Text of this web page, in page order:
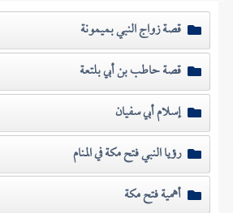
قصة زواج النبي بميمونة
قصة حاطب بن أبي بلتعة
إسلام أبي سفيان
رؤيا النبي فتح مكة في المنام
أهمية فتح مكة